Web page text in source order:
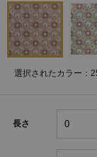
選択されたカラー：
長さ